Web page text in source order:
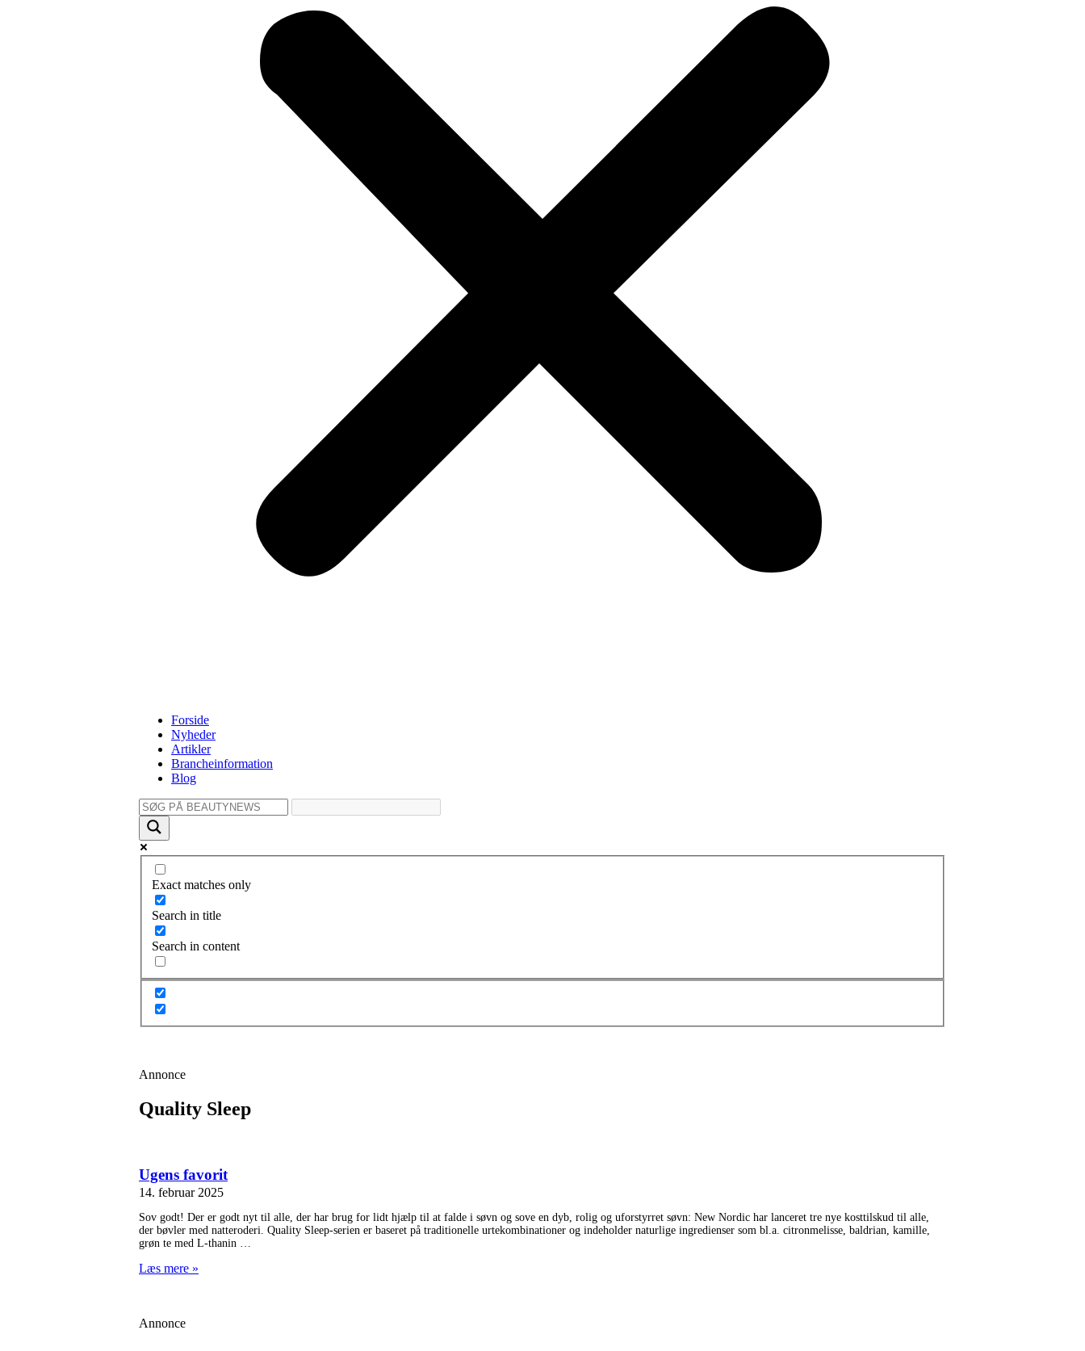
Forside
Nyheder
Artikler
Brancheinformation
Blog
Exact matches only
Search in title
Search in content
Annonce
Quality Sleep
Ugens favorit
14. februar 2025
Sov godt! Der er godt nyt til alle, der har brug for lidt hjælp til at falde i søvn og sove en dyb, rolig og uforstyrret søvn: New Nordic har lanceret tre nye kosttilskud til alle,
der bøvler med natteroderi. Quality Sleep-serien er baseret på traditionelle urtekombinationer og indeholder naturlige ingredienser som bl.a. citronmelisse, baldrian, kamille,
grøn te med L-thanin
Læs mere »
Annonce